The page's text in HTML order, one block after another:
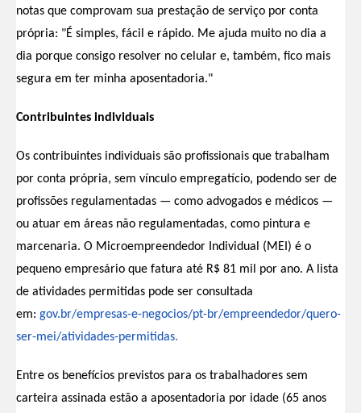
notas que comprovam sua prestação de serviço por conta
própria: "É simples, fácil e rápido. Me ajuda muito no dia a
dia porque consigo resolver no celular e, também, fico mais
segura em ter minha aposentadoria."
Contribuintes individuais
Os contribuintes individuais são profissionais que trabalham
por conta própria, sem vínculo empregatício, podendo ser de
profissões regulamentadas — como advogados e médicos —
ou atuar em áreas não regulamentadas, como pintura e
marcenaria. O Microempreendedor Individual (MEI) é o
pequeno empresário que fatura até R$ 81 mil por ano. A lista
de atividades permitidas pode ser consultada
em: gov.br/empresas-e-negocios/pt-br/empreendedor/quero-
ser-mei/atividades-permitidas.
Entre os benefícios previstos para os trabalhadores sem
carteira assinada estão a aposentadoria por idade (65 anos